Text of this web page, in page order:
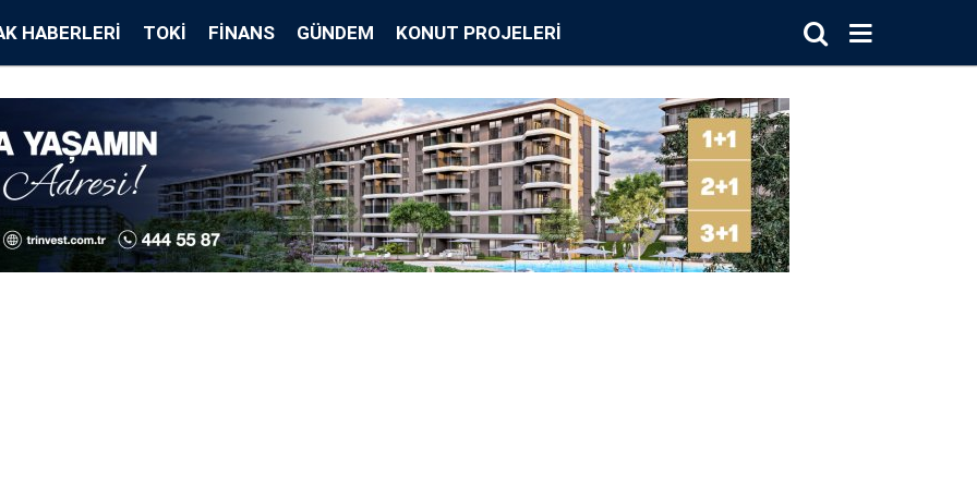
HABERLERI TOKİ FINANS GÜNDEM KONUT PROJELERI